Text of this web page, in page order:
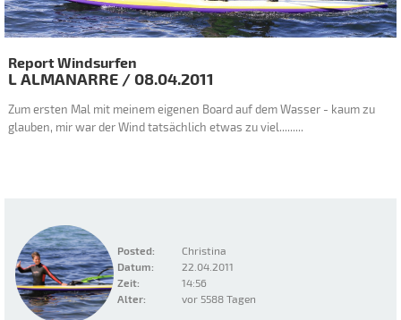
Posted:
Christina
Datum:
22.04.2011
Zeit:
14:56
Alter:
vor 5588 Tagen
Report Windsurfen
L ALMANARRE / 08.04.2011
Zum ersten Mal mit meinem eigenen Board auf dem Wasser - kaum zu
glauben, mir war der Wind tatsächlich etwas zu viel.........